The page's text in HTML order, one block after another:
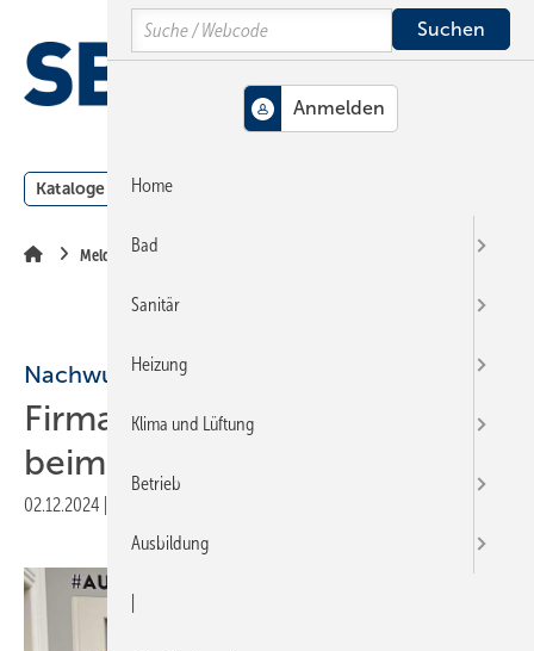
Hauptinhalt
Hauptmenü
SiteSearch
Kataloge Meldungen
Meldungen
Nachwuchskräfte
Firma Mack belegt 3. Platz
beim Ausbildungs-Ass 2024
02.12.2024
Search
Home
Bad
Sanitär
Heizung
Klima und Lüftung
Betrieb
Ausbildung